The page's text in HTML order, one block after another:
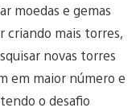
moedas e gemas
criando mais torres,
novas torres
em maior número e
o desafio